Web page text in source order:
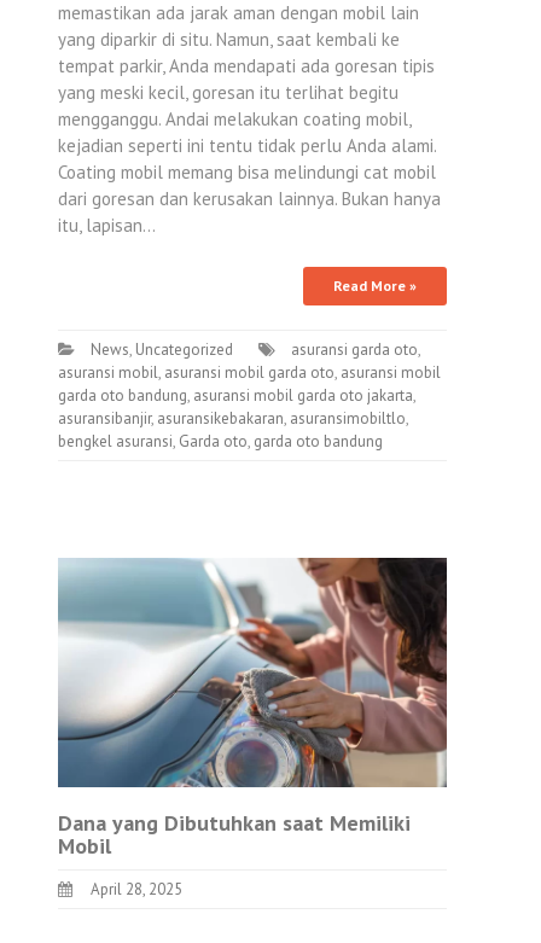
memastikan ada jarak aman dengan mobil lain
yang diparkir di situ. Namun, saat kembali ke
tempat parkir, Anda mendapati ada goresan tipis
yang meski kecil, goresan itu terlihat begitu
mengganggu. Andai melakukan coating mobil,
kejadian seperti ini tentu tidak perlu Anda alami.
Coating mobil memang bisa melindungi cat mobil
dari goresan dan kerusakan lainnya. Bukan hanya
itu, lapisan…
Read More »
News, Uncategorized asuransi garda oto,
asuransi mobil, asuransi mobil garda oto, asuransi mobil
garda oto bandung, asuransi mobil garda oto jakarta,
asuransibanjir, asuransikebakaran, asuransimobiltlo,
bengkel asuransi, Garda oto, garda oto bandung
Dana yang Dibutuhkan saat Memiliki
Mobil
April 28, 2025